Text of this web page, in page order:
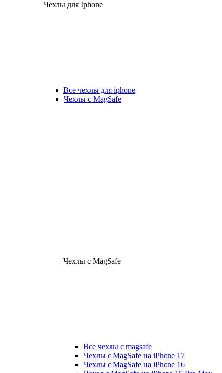
Чехлы для Iphone
Все чехлы для iphone
Чехлы с MagSafe
Чехлы с MagSafe
Все чехлы с magsafe
Чехлы с MagSafe на iPhone 17
Чехлы с MagSafe на iPhone 16